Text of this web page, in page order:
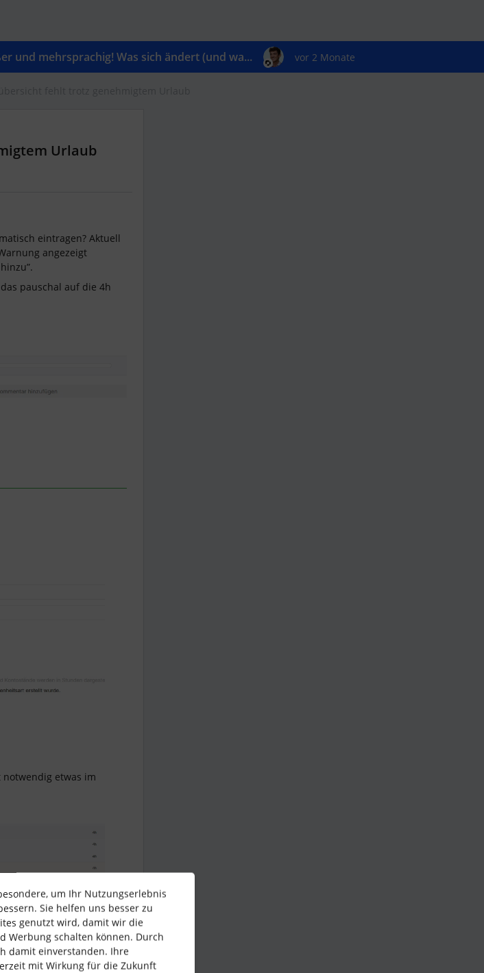
und mehrsprachig! Was sich ändert (und wa... vor 2 Monate
Urlaub
eintragen? Aktuell
angezeigt
pauschal auf die 4h
etwas im
um Ihr Nutzungserlebnis
Sie helfen uns besser zu
genutzt wird, damit wir die
Werbung schalten können. Durch
damit einverstanden. Ihre
mit Wirkung für die Zukunft